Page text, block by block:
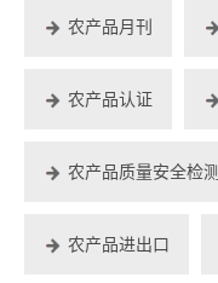
农产品月刊
农产品认证
农产品质量安全检测
农产品进出口